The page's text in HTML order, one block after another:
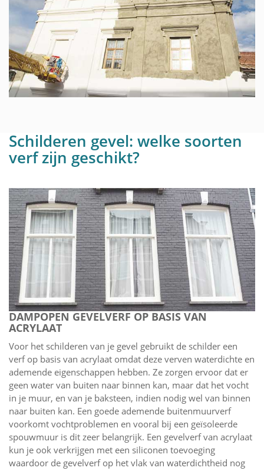
Schilderen gevel: welke soorten
verf zijn geschikt?
DAMPOPEN GEVELVERF OP BASIS VAN
ACRYLAAT
Voor het schilderen van je gevel gebruikt de schilder een
verf op basis van acrylaat omdat deze verven waterdichte en
ademende eigenschappen hebben. Ze zorgen ervoor dat er
geen water van buiten naar binnen kan, maar dat het vocht
in je muur, en van je baksteen, indien nodig wel van binnen
naar buiten kan. Een goede ademende buitenmuurverf
voorkomt vochtproblemen en vooral bij een geïsoleerde
spouwmuur is dit zeer belangrijk. Een gevelverf van acrylaat
kun je ook verkrijgen met een siliconen toevoeging
waardoor de gevelverf op het vlak van waterdichtheid nog